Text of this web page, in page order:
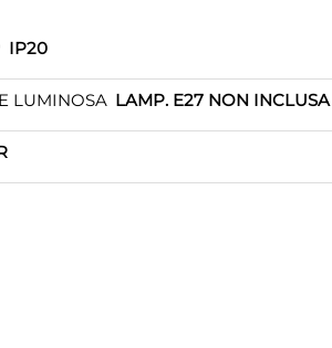
IP20
LUMINOSA LAMP. E27 NON INCLUSA